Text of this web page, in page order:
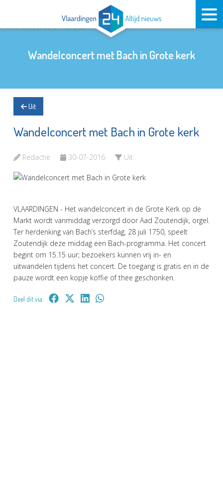
Wandelconcert met Bach in Grote kerk
Uit
Wandelconcert met Bach in Grote kerk
Redactie 30-07-2016 Uit
VLAARDINGEN - Het wandelconcert in de Grote Kerk op de
Markt wordt vanmiddag verzorgd door Aad Zoutendijk, orgel.
Ter herdenking van Bach’s sterfdag, 28 juli 1750, speelt
Zoutendijk deze middag een Bach-programma. Het concert
begint om 15.15 uur; bezoekers kunnen vrij in- en
uitwandelen tijdens het concert. De toegang is gratis en in de
pauze wordt een kopje koffie of thee geschonken.
Deel dit via: